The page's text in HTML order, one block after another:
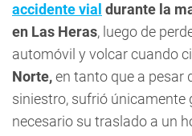
accidente vial durante la
en Las Heras, luego de
automóvil y volcar cuando
Norte,en tanto que a pesar
siniestro, sufrió únicamente
necesario su traslado a un